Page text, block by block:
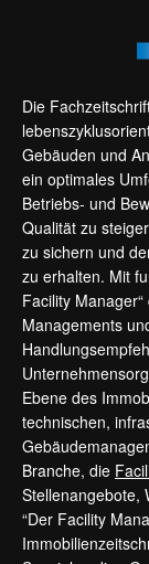
Die
Gebäuden und
ein optimales
Betriebs- und
Qualität zu
zu sichern und
zu erhalten. Mit
Facility
Managements
Ebene des
technischen,
Branche, die
Stellenangebote,
“Der Facility